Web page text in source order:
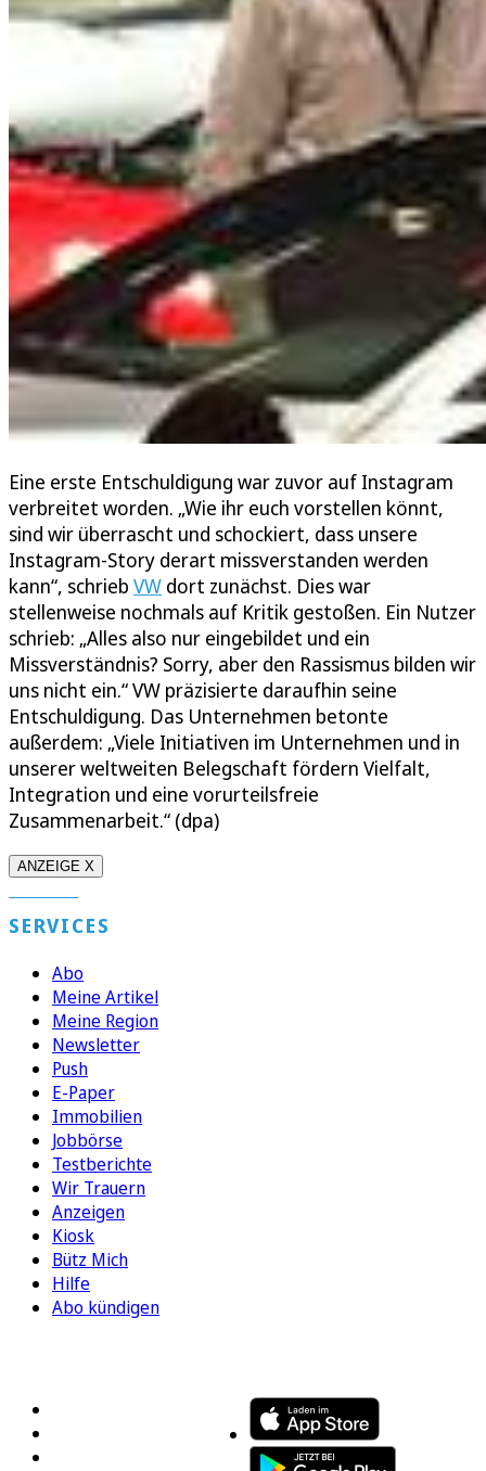
Eine erste Entschuldigung war zuvor auf Instagram
verbreitet worden. „Wie ihr euch vorstellen könnt,
sind wir überrascht und schockiert, dass unsere
Instagram-Story derart missverstanden werden
kann“, schrieb VW dort zunächst. Dies war
stellenweise nochmals auf Kritik gestoßen. Ein Nutzer
schrieb: „Alles also nur eingebildet und ein
Missverständnis? Sorry, aber den Rassismus bilden wir
uns nicht ein.“ VW präzisierte daraufhin seine
Entschuldigung. Das Unternehmen betonte
außerdem: „Viele Initiativen im Unternehmen und in
unserer weltweiten Belegschaft fördern Vielfalt,
Integration und eine vorurteilsfreie
Zusammenarbeit.“ (dpa)
ANZEIGE X
SERVICES
Abo
Meine Artikel
Meine Region
Newsletter
Push
E-Paper
Immobilien
Jobbörse
Testberichte
Wir Trauern
Anzeigen
Kiosk
Bütz Mich
Hilfe
Abo kündigen